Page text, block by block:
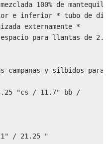
100% de
e inferior * tubo de
externamente *
espacio para llantas de
campanas y silbidos
"cs / 11.7" bb /
/ 21.25 "